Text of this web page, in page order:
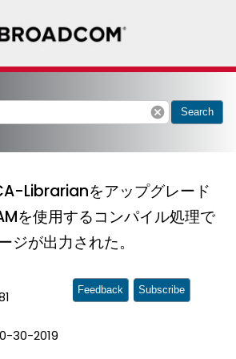
cancel Search
Librarianをアップグレード
を使用するコンパイル処理で
ジが出力された。
30-2019
Feedback Subscribe